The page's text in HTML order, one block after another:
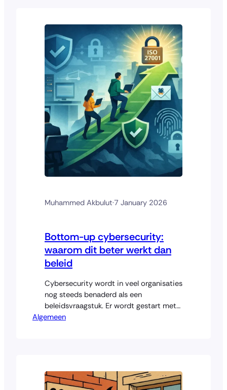
data bevinden zich bijna per definitie
buiten de territoriale grenzen van één
enkel strafrechtelijk rechtsgebied. Hun
digitale aard maakt ze niet per se…
Muhammed Akbulut·7 January 2026
Bottom-up cybersecurity:
waarom dit beter werkt dan
beleid
Cybersecurity wordt in veel organisaties
nog steeds benaderd als een
beleidsvraagstuk. Er wordt gestart met
kaders, documenten en
bottom-up aanpak maakt daarin het
verschil. Begin waar het werk gebeurt…
Algemeen